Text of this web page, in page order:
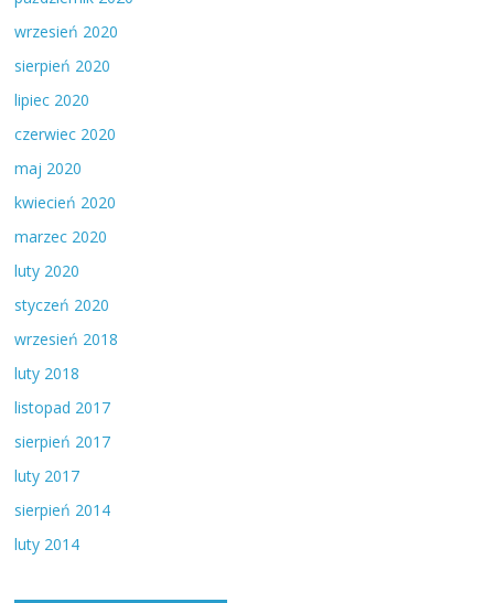
wrzesień 2020
sierpień 2020
lipiec 2020
czerwiec 2020
maj 2020
kwiecień 2020
marzec 2020
luty 2020
styczeń 2020
wrzesień 2018
luty 2018
listopad 2017
sierpień 2017
luty 2017
sierpień 2014
luty 2014